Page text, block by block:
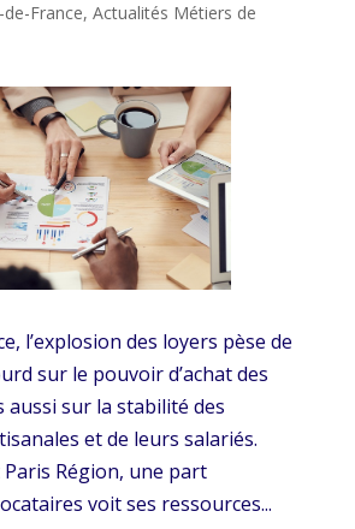
France, Actualités Métiers de
l’explosion des loyers pèse de
sur le pouvoir d’achat des
aussi sur la stabilité des
et de leurs salariés.
Région, une part
voit ses ressources...